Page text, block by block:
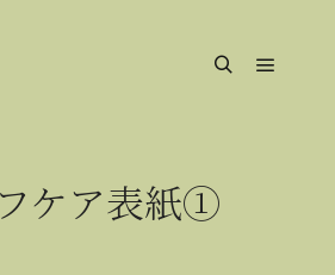
ケア表紙①